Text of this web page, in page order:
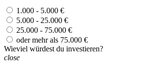
1.000 - 5.000 €
5.000 - 25.000 €
25.000 - 75.000 €
oder mehr als 75.000 €
Wieviel würdest du investieren?
close